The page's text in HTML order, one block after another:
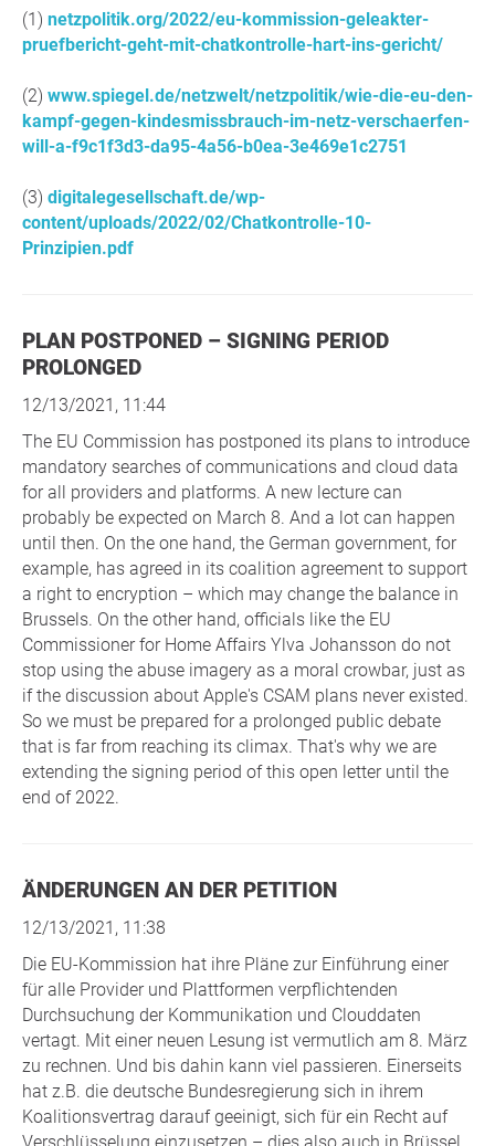
(1) netzpolitik.org/2022/eu-kommission-geleakter-
pruefbericht-geht-mit-chatkontrolle-hart-ins-gericht/
(2) www.spiegel.de/netzwelt/netzpolitik/wie-die-eu-den-
kampf-gegen-kindesmissbrauch-im-netz-verschaerfen-
will-a-f9c1f3d3-da95-4a56-b0ea-3e469e1c2751
(3) digitalegesellschaft.de/wp-
content/uploads/2022/02/Chatkontrolle-10-
Prinzipien.pdf
PLAN POSTPONED – SIGNING PERIOD
PROLONGED
12/13/2021, 11:44
The EU Commission has postponed its plans to introduce
mandatory searches of communications and cloud data
for all providers and platforms. A new lecture can
probably be expected on March 8. And a lot can happen
until then. On the one hand, the German government, for
example, has agreed in its coalition agreement to support
a right to encryption – which may change the balance in
Brussels. On the other hand, officials like the EU
Commissioner for Home Affairs Ylva Johansson do not
stop using the abuse imagery as a moral crowbar, just as
if the discussion about Apple's CSAM plans never existed.
So we must be prepared for a prolonged public debate
that is far from reaching its climax. That's why we are
extending the signing period of this open letter until the
end of 2022.
ÄNDERUNGEN AN DER PETITION
12/13/2021, 11:38
Die EU-Kommission hat ihre Pläne zur Einführung einer
für alle Provider und Plattformen verpflichtenden
Durchsuchung der Kommunikation und Clouddaten
vertagt. Mit einer neuen Lesung ist vermutlich am 8. März
zu rechnen. Und bis dahin kann viel passieren. Einerseits
hat z.B. die deutsche Bundesregierung sich in ihrem
Koalitionsvertrag darauf geeinigt, sich für ein Recht auf
Verschlüsselung einzusetzen – dies also auch in Brüssel.